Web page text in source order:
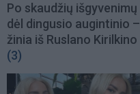
Po skaudžių išgyvenimų
dėl dingusio augintinio –
žinia iš Ruslano Kirilkino
(3)